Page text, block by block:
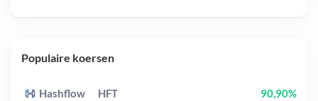
Populaire koersen
Hashflow HFT 90,90%